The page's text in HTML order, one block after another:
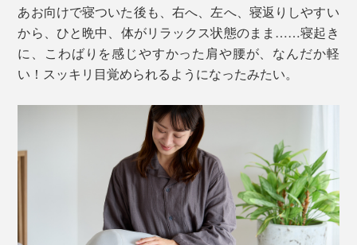
あお向けで寝ついた後も、右へ、左へ、寝返りしやすい
から、ひと晩中、体がリラックス状態のまま……寝起き
に、こわばりを感じやすかった肩や腰が、なんだか軽
い！スッキリ目覚められるようになったみたい。